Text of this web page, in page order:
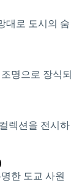
대로 도시의 숨
명으로 장식되
렉션을 전시하
한 도교 사원